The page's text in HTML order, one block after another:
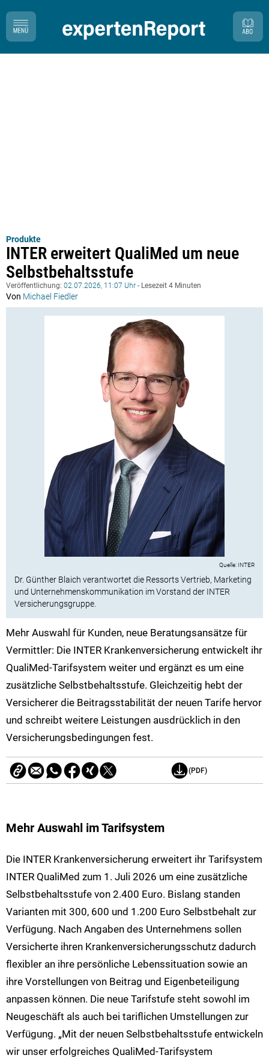
Dr. Günther Blaich verantwortet die Ressorts Vertrieb, Marketing
und Unternehmenskommunikation im Vorstand der INTER
Versicherungsgruppe.
INTER
Produkte
INTER erweitert QualiMed um neue
Selbstbehaltsstufe
Veröffentlichung: 02.07.2026, 11:07 Uhr - Lesezeit 4 Minuten
Von Michael Fiedler
Mehr Auswahl für Kunden, neue Beratungsansätze für
Vermittler: Die INTER Krankenversicherung entwickelt ihr
QualiMed-Tarifsystem weiter und ergänzt es um eine
zusätzliche Selbstbehaltsstufe. Gleichzeitig hebt der
Versicherer die Beitragsstabilität der neuen Tarife hervor
und schreibt weitere Leistungen ausdrücklich in den
Versicherungsbedingungen fest.
(PDF)
Mehr Auswahl im Tarifsystem
Die INTER Krankenversicherung erweitert ihr Tarifsystem
INTER QualiMed zum 1. Juli 2026 um eine zusätzliche
Selbstbehaltsstufe von 2.400 Euro. Bislang standen
Varianten mit 300, 600 und 1.200 Euro Selbstbehalt zur
Verfügung. Nach Angaben des Unternehmens sollen
Versicherte ihren Krankenversicherungsschutz dadurch
flexibler an ihre persönliche Lebenssituation sowie an
ihre Vorstellungen von Beitrag und Eigenbeteiligung
anpassen können. Die neue Tarifstufe steht sowohl im
Neugeschäft als auch bei tariflichen Umstellungen zur
Verfügung. „Mit der neuen Selbstbehaltsstufe entwickeln
wir unser erfolgreiches QualiMed-Tarifsystem